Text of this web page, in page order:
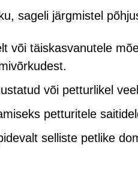
sageli järgmistel
või täiskasvanutele
või petturlikel
petturitele
selliste petlike